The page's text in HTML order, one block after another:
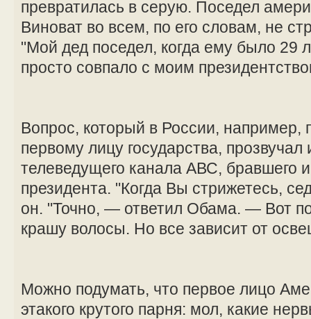
превратилась в серую. Поседел
Виноват во всем, по его словам, не
"Мой дед поседел, когда ему было 29
просто совпало с моим
Вопрос, который в России, например,
первому лицу государства,
телеведущего канала АВС, бравшего
президента. "Когда Вы стрижетесь,
он. "Точно, — ответил Обама. — Вот
крашу волосы. Но все зависит от
Можно подумать, что первое лицо
этакого крутого парня: мол, какие